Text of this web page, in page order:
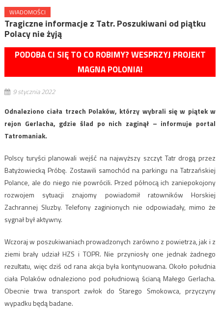
WIADOMOŚCI
Tragiczne informacje z Tatr. Poszukiwani od piątku
Polacy nie żyją
PODOBA CI SIĘ TO CO ROBIMY? WESPRZYJ PROJEKT
MAGNA POLONIA!
9 stycznia 2022
Odnaleziono ciała trzech Polaków, którzy wybrali się w piątek w
rejon Gerlacha, gdzie ślad po nich zaginął – informuje portal
Tatromaniak.
Polscy turyści planowali wejść na najwyższy szczyt Tatr drogą przez
Batyżowiecką Próbę. Zostawili samochód na parkingu na Tatrzańskiej
Polance, ale do niego nie powrócili. Przed północą ich zaniepokojony
rozwojem sytuacji znajomy powiadomił ratowników Horskiej
Zachrannej Sluzby. Telefony zaginionych nie odpowiadały, mimo że
sygnał był aktywny.
Wczoraj w poszukiwaniach prowadzonych zarówno z powietrza, jak i z
ziemi brały udział HZS i TOPR. Nie przyniosły one jednak żadnego
rezultatu, więc dziś od rana akcja była kontynuowana. Około południa
ciała Polaków odnaleziono pod południową ścianą Małego Gerlacha.
Obecnie trwa transport zwłok do Starego Smokowca, przyczyny
wypadku będą badane.